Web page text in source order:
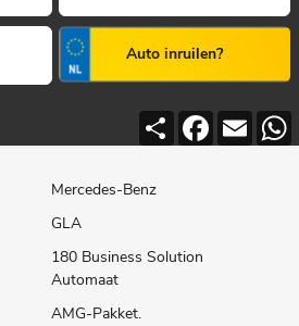
Auto inruilen?
Deel Facebook
Email
Mercedes-Benz
GLA
180 Business Solution
Automaat
AMG-Pakket.